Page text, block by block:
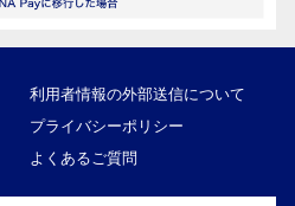
利用者情報の外部送信について
プライバシーポリシー
よくあるご質問